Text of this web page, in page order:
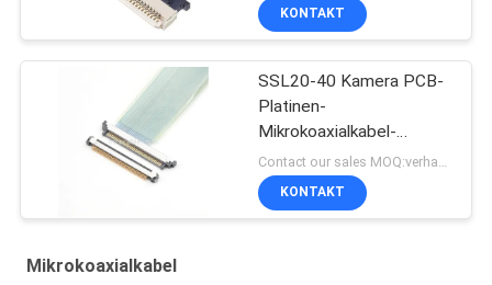
KONTAKT
SSL20-40 Kamera PCB-
Platinen-
Mikrokoaxialkabel-
Steckverbinder
KONTAKT
Mikrokoaxialkabel